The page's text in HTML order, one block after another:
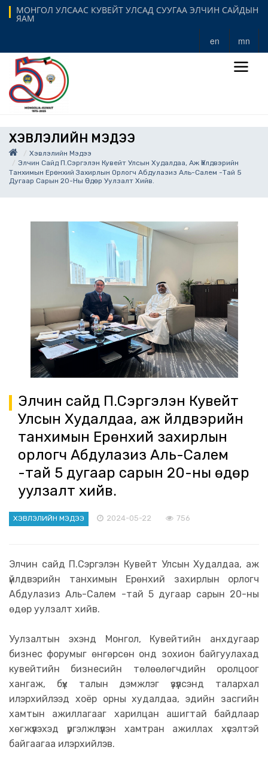
МОНГОЛ УЛСААС КУВЕЙТ УЛСАД СУУГАА ЭЛЧИН САЙДЫН
ЯАМ
en mn
ХЭВЛЭЛИЙН МЭДЭЭ
Хэвлэлийн Мэдээ
Элчин Сайд П.Сэргэлэн Кувейт Улсын Худалдаа, Аж Үйлдвэрийн
Танхимын Ерөнхий Захирлын Орлогч Абдулазиз Аль-Салем -тай 5
Дугаар Сарын 20-Ны Өдөр Уулзалт Хийв.
Элчин сайд П.Сэргэлэн Кувейт
Улсын Худалдаа, аж үйлдвэрийн
танхимын Ерөнхий захирлын
орлогч Абдулазиз Аль-Салем
-тай 5 дугаар сарын 20-ны өдөр
уулзалт хийв.
ХЭВЛЭЛИЙН МЭДЭЭ 2024-05-22 756
Элчин сайд П.Сэргэлэн Кувейт Улсын Худалдаа, аж
үйлдвэрийн танхимын Ерөнхий захирлын орлогч
Абдулазиз Аль-Салем -тай 5 дугаар сарын 20-ны
өдөр уулзалт хийв.
Уулзалтын эхэнд Монгол, Кувейтийн анхдугаар
бизнес форумыг өнгөрсөн онд зохион байгуулахад
кувейтийн бизнесийн төлөөлөгчдийн оролцоог
хангаж, бүх талын дэмжлэг үзүүлсэнд талархал
илэрхийлээд хоёр орны худалдаа, эдийн засгийн
хамтын ажиллагааг харилцан ашигтай байдлаар
хөгжүүлэхэд үргэлжлүүлэн хамтран ажиллах хүсэлтэй
байгаагаа илэрхийлэв.